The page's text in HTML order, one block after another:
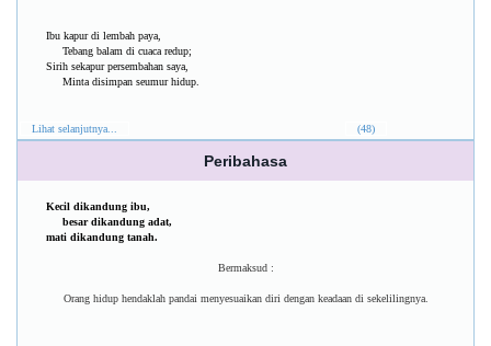
Ibu kapur di lembah paya,
Tebang balam di cuaca redup;
Sirih sekapur persembahan saya,
Minta disimpan seumur hidup.
Lihat selanjutnya... (48)
Peribahasa
Kecil dikandung ibu,
besar dikandung adat,
mati dikandung tanah.
Bermaksud :
Orang hidup hendaklah pandai menyesuaikan diri dengan keadaan di sekelilingnya.